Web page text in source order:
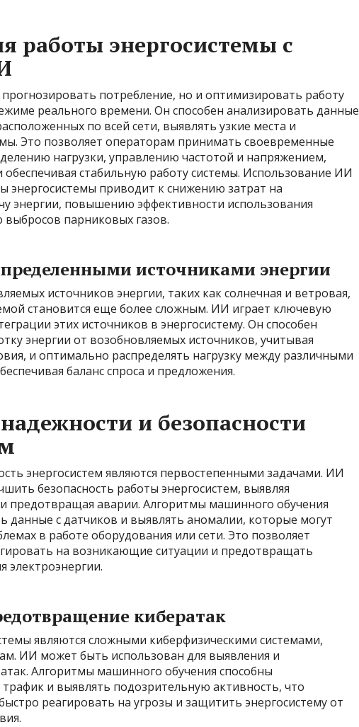
работы энергосистемы с
потребление, но и оптимизировать работу
реального времени. Он способен анализировать данные
по всей сети, выявлять узкие места и
Это позволяет операторам принимать своевременные
нагрузки, управлению частотой и напряжением,
стабильную работу системы. Использование ИИ
энергосистемы приводит к снижению затрат на
энергии, повышению эффективности использования
парниковых газов.
источниками энергии
источников энергии, таких как солнечная и ветровая,
становится еще более сложным. ИИ играет ключевую
этих источников в энергосистему. Он способен
энергии от возобновляемых источников, учитывая
и оптимально распределять нагрузку между различными
баланс спроса и предложения.
и безопасности
энергосистем являются первостепенными задачами. ИИ
безопасность работы энергосистем, выявляя
предотвращая аварии. Алгоритмы машинного обучения
данные с датчиков и выявлять аномалии, которые могут
в работе оборудования или сети. Это позволяет
на возникающие ситуации и предотвращать
электроэнергии.
кибератак
являются сложными киберфизическими системами,
ИИ может быть использован для выявления и
Алгоритмы машинного обучения способны
и выявлять подозрительную активность, что
реагировать на угрозы и защитить энергосистему от